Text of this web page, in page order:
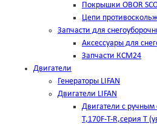
Покрышки OBOR
Цепи
Запчасти для
Аксессуары для
Запчасти КСМ24
Двигатели
Генераторы LIFAN
Двигатели LIFAN
Двигатели с ручным
T,170F-T-R,серия Т